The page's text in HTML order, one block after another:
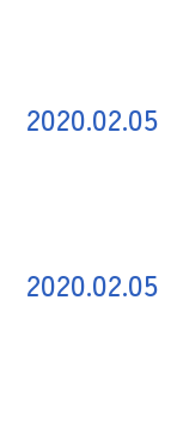
2020.02.05
2020.02.05